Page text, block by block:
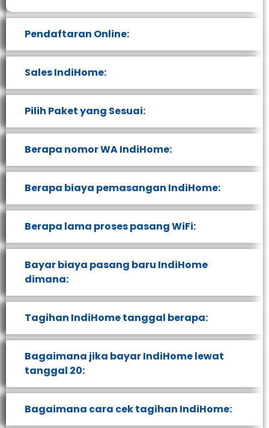
Pendaftaran Online:
Sales IndiHome:
Pilih Paket yang Sesuai:
Berapa nomor WA IndiHome:
Berapa biaya pemasangan IndiHome:
Berapa lama proses pasang WiFi:
Bayar biaya pasang baru IndiHome
dimana:
Tagihan IndiHome tanggal berapa:
Bagaimana jika bayar IndiHome lewat
tanggal 20:
Bagaimana cara cek tagihan IndiHome: